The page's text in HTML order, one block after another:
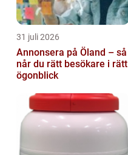
31 juli 2026
Annonsera på Öland – så
når du rätt besökare i rätt
ögonblick